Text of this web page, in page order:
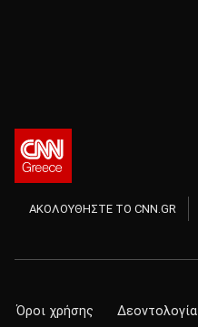
ΑΚΟΛΟΥΘΗΣΤΕ ΤΟ CNN.GR
Όροι χρήσης Δεοντολογία